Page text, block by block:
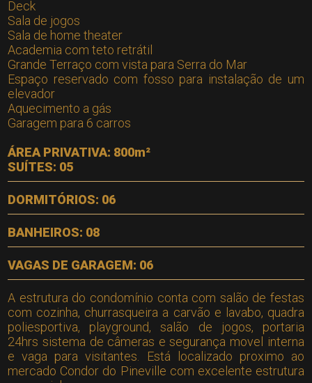
Deck
Sala de jogos
Sala de home theater
Academia com teto retrátil
Grande Terraço com vista para Serra do Mar
Espaço reservado com fosso para instalação de um
elevador
Aquecimento a gás
Garagem para 6 carros
ÁREA PRIVATIVA: 800m²
SUÍTES: 05
DORMITÓRIOS: 06
BANHEIROS: 08
VAGAS DE GARAGEM: 06
A estrutura do condomínio conta com salão de festas
com cozinha, churrasqueira a carvão e lavabo, quadra
poliesportiva, playground, salão de jogos, portaria
24hrs sistema de câmeras e segurança movel interna
e vaga para visitantes. Está localizado proximo ao
mercado Condor do Pineville com excelente estrutura